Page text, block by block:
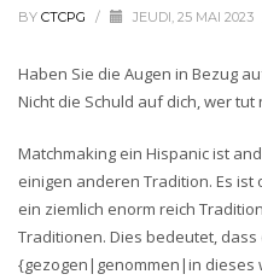
BY CTCPG / JEUDI, 25 MAI 2023
Haben Sie die Augen in Bezug
Nicht die Schuld auf dich, wer
Matchmaking ein Hispanic ist
einigen anderen Tradition. Es
ein ziemlich enorm reich
Traditionen. Dies bedeutet,
{gezogen|genommen|in dieses